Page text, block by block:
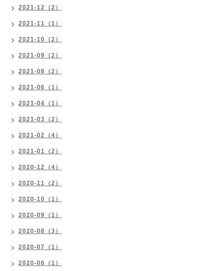
2021-12（2）
2021-11（1）
2021-10（2）
2021-09（2）
2021-08（2）
2021-06（1）
2021-04（1）
2021-03（2）
2021-02（4）
2021-01（2）
2020-12（4）
2020-11（2）
2020-10（1）
2020-09（1）
2020-08（3）
2020-07（1）
2020-06（1）